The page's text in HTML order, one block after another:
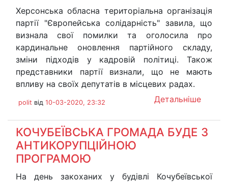
Херсонська обласна територіальна організація
партії "Європейська солідарність" завила, що
визнала свої помилки та оголосила про
кардинальне оновлення партійного складу,
зміни підходів у кадровій політиці. Також
представники партії визнали, що не мають
впливу на своїх депутатів в місцевих радах.
Детальніше
polit від 10-03-2020, 23:32
КОЧУБЕЇВСЬКА ГРОМАДА БУДЕ З
АНТИКОРУПЦІЙНОЮ
ПРОГРАМОЮ
На день закоханих у будівлі Кочубеївської